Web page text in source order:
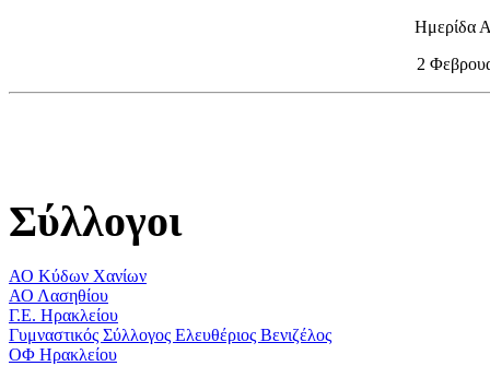
Ημερίδα
2
Σύλλογοι
ΑΟ Κύδων Χανίων
ΑΟ Λασηθίου
Γ.Ε. Ηρακλείου
Γυμναστικός Σύλλογος Ελευθέριος Βενιζέλος
ΟΦ Ηρακλείου